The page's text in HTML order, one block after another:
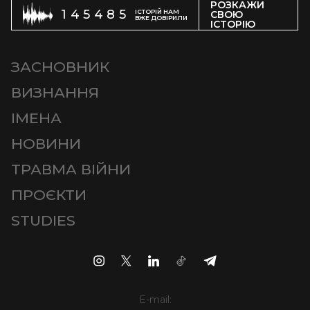
145485
ІСТОРІЙ НАМ
ВЖЕ ДОВІРИЛИ
РОЗКАЖИ
СВОЮ
ІСТОРІЮ
ЗАСНОВНИК
ВИЗНАННЯ
ІМЕНА
НОВИНИ
ТРАВМА ВІЙНИ
ПРОЄКТИ
STUDIES
E-mail: